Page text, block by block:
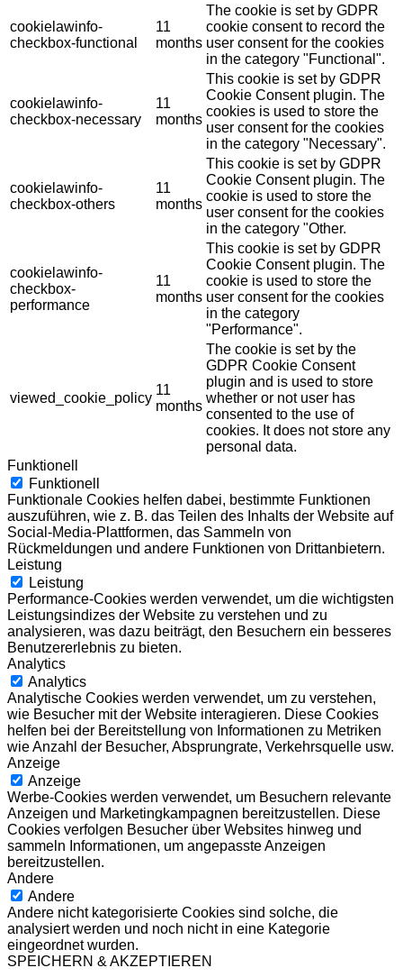
cookielawinfo-
checkbox-functional
11
months
The cookie is set by GDPR
cookie consent to record the
user consent for the cookies
in the category "Functional".
cookielawinfo-
checkbox-necessary
11
months
This cookie is set by GDPR
Cookie Consent plugin. The
cookies is used to store the
user consent for the cookies
in the category "Necessary".
cookielawinfo-
checkbox-others
11
months
This cookie is set by GDPR
Cookie Consent plugin. The
cookie is used to store the
user consent for the cookies
in the category "Other.
cookielawinfo-
checkbox-
performance
11
months
This cookie is set by GDPR
Cookie Consent plugin. The
cookie is used to store the
user consent for the cookies
in the category
"Performance".
viewed_cookie_policy
11
months
The cookie is set by the
GDPR Cookie Consent
plugin and is used to store
whether or not user has
consented to the use of
cookies. It does not store any
personal data.
Funktionell
Funktionell
Funktionale Cookies helfen dabei, bestimmte Funktionen
auszuführen, wie z. B. das Teilen des Inhalts der Website auf
Social-Media-Plattformen, das Sammeln von
Rückmeldungen und andere Funktionen von Drittanbietern.
Leistung
Leistung
Performance-Cookies werden verwendet, um die wichtigsten
Leistungsindizes der Website zu verstehen und zu
analysieren, was dazu beiträgt, den Besuchern ein besseres
Benutzererlebnis zu bieten.
Analytics
Analytics
Analytische Cookies werden verwendet, um zu verstehen,
wie Besucher mit der Website interagieren. Diese Cookies
helfen bei der Bereitstellung von Informationen zu Metriken
wie Anzahl der Besucher, Absprungrate, Verkehrsquelle usw.
Anzeige
Anzeige
Werbe-Cookies werden verwendet, um Besuchern relevante
Anzeigen und Marketingkampagnen bereitzustellen. Diese
Cookies verfolgen Besucher über Websites hinweg und
sammeln Informationen, um angepasste Anzeigen
bereitzustellen.
Andere
Andere
Andere nicht kategorisierte Cookies sind solche, die
analysiert werden und noch nicht in eine Kategorie
eingeordnet wurden.
SPEICHERN & AKZEPTIEREN